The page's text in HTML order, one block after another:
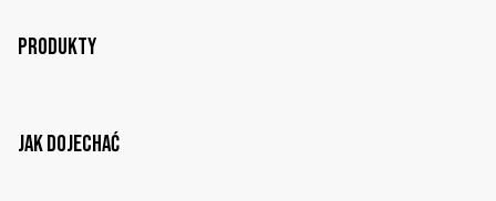
Produkty
Jak dojechać